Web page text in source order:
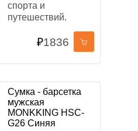
спорта и
путешествий.
₽1836
Сумка - барсетка
мужская
MONKKING HSC-
G26 Синяя